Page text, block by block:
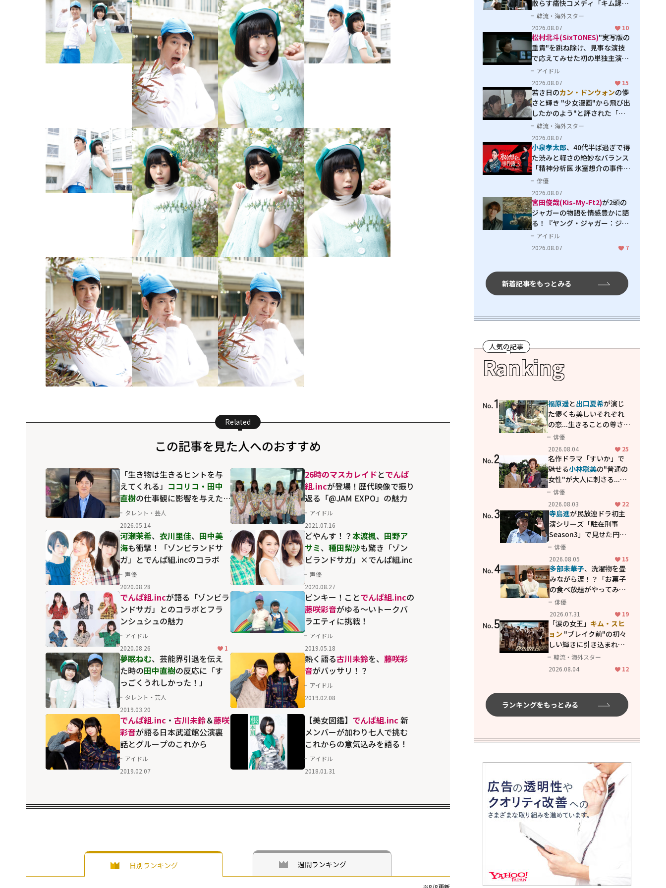
Related
この記事を見た人へのおすすめ
「生き物は生きるヒントを与
えてくれる」 ココリコ・田中
直樹の仕事観に影響を与えた
原体験とは？
タレント・芸人
2026.05.14
26時のマスカレイドとでんぱ
組.incが登場！歴代映像で振り
返る「@JAM EXPO」の魅力
アイドル
2021.07.16
河瀬茉希、 衣川里佳、 田中美
海も衝撃！「ゾンビランドサ
ガ」とでんぱ組.incのコラボ
声優
2020.08.28
どやんす！？本渡楓、 田野ア
サミ、 種田梨沙も驚き「ゾン
ビランドサガ」×でんぱ組.inc
声優
2020.08.27
でんぱ組.incが語る「ゾンビラ
ンドサガ」とのコラボとフラ
ンシュシュの魅力
アイドル
2020.08.26
1
ピンキー！ことでんぱ組.incの
藤咲彩音がゆる～いトークバ
ラエティに挑戦！
アイドル
2019.05.18
夢眠ねむ、芸能界引退を伝え
た時の田中直樹の反応に「す
っごくうれしかった！」
タレント・芸人
2019.03.20
熱く語る古川未鈴を、 藤咲彩
音がバッサリ！？
アイドル
2019.02.08
でんぱ組.inc ・ 古川未鈴＆藤咲
彩音が語る日本武道館公演裏
話とグループのこれから
アイドル
2019.02.07
【美女図鑑】 でんぱ組.inc 新
メンバーが加わり七人で挑む
これからの意気込みを語る！
アイドル
2018.01.31
日別ランキング 週間ランキング
散らす痛快コメディ「キム課長
とソ理事～Bravo! Your Life
～」
韓流・海外スター
2026.08.07
10
松村北斗(SixTONES)"実写版の
重責"を跳ね除け、見事な演技
で応えてみせた初の単独主演映
画「秒速5センチメートル」
アイドル
2026.08.07
15
若き日のカン・ドンウォンの儚
さと輝き "少女漫画"から飛び出
したかのよう"と評された「オ
オカミの誘惑」
韓流・海外スター
2026.08.07
小泉孝太郎、40代半ば過ぎで得
た渋みと軽さの絶妙なバランス
「精神分析医 氷室想介の事件簿
３」で見せる進化
俳優
2026.08.07
宮田俊哉(Kis-My-Ft2)が2頭の
ジャガーの物語を情感豊かに語
る！『ヤング・ジャガー：ジャ
ングル王への道』『ジャガーと
ウミガメの物語：熱帯林の守護
アイドル
2026.08.07
7
新着記事をもっとみる
人気の記事
Ranking
No.1 福原遥と出口夏希が演じ
た儚くも美しいそれぞれ
の恋...生きることの尊さを
教えてくれた映画「あの
花が咲く丘で、君とまた出
会えたら。」
俳優
2026.08.04
25
No.2
名作ドラマ「すいか」で
魅せる小林聡美の"普通の
女性"が大人に刺さる...映
画「かもめ食堂」にも通
じる静かな芝居
俳優
2026.08.03
22
No.3 寺島進が民放連ドラ初主
演シリーズ「駐在刑事
Season3」で見せた円熟
の演技
俳優
2026.08.05
15
No.4 多部未華子、洗濯物を畳
みながら涙！？「お菓子
の食べ放題がやってみた
い」ハンディファン4台の
暑さ対策も明かす
俳優
2026.07.31
19
No.5 「涙の女王」 キム・スヒ
ョン "ブレイク前"の初々
しい輝きに引き込まれ
る...2PM テギョン
共演の青春名作「ドリー
韓流・海外スター
2026.08.04
12
ランキングをもっとみる